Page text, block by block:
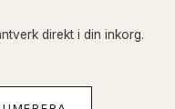
direkt i din inkorg.